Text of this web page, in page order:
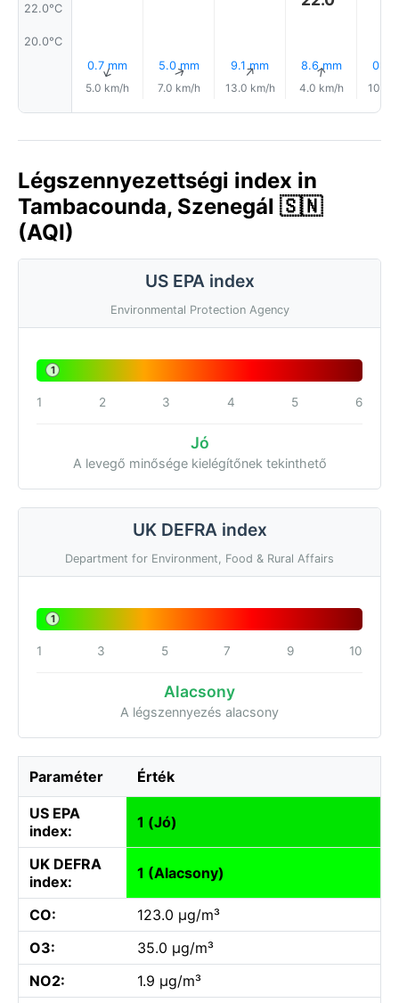
22.0°C
20.0°C
0.7 mm
↑
5.0 km/h
5.0 mm
↑
7.0 km/h
9.1 mm
↑
13.0 km/h
8.6 mm
↑
4.0 km/h
0.7
10.0
Légszennyezettségi index in
Tambacounda, Szenegál 🇸🇳
(AQI)
US EPA index
Environmental Protection Agency
1
1 2 3 4 5 6
Jó
A levegő minősége kielégítőnek tekinthető
UK DEFRA index
Department for Environment, Food & Rural Affairs
1
1 3 5 7 9 10
Alacsony
A légszennyezés alacsony
Paraméter Érték
US EPA
index:
1 (Jó)
UK DEFRA
index:
1 (Alacsony)
CO:
123.0 µg/m³
O3:
35.0 µg/m³
NO2:
1.9 µg/m³